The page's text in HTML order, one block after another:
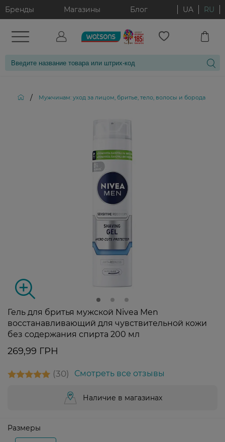
Бренды Магазины Блог UA RU
/ Мужчинам: уход за лицом, бритье, тело, волосы и борода
Гель для бритья мужской Nivea Men
восстанавливающий для чувствительной кожи
без содержания спирта 200 мл
269,99 ГРН
30 Смотреть все отзывы
Наличие в магазинах
Размеры